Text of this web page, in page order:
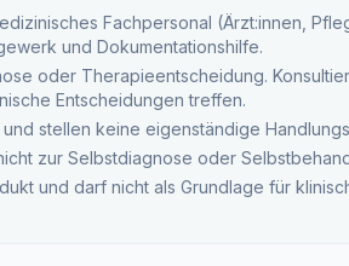
Fachpersonal (Ärzt:innen,
und Dokumentationshilfe.
oder Therapieentscheidung.
Entscheidungen treffen.
stellen keine eigenständige
zur Selbstdiagnose oder
und darf nicht als Grundlage für